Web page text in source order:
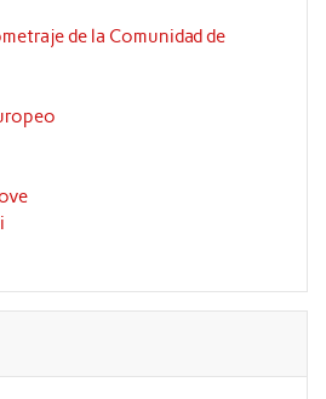
de la Comunidad de